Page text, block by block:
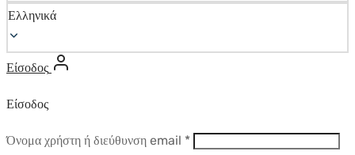
Ελληνικά
Είσοδος
Είσοδος
Όνομα χρήστη ή διεύθυνση email *Απαιτούμενο